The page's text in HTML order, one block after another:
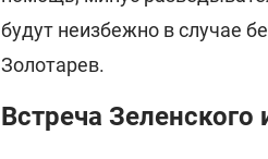
будут неизбежно в случае
Золотарев.
Встреча